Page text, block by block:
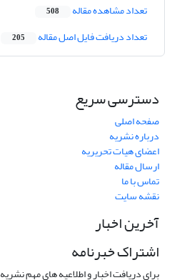
تعداد مشاهده مقاله 508
تعداد دریافت فایل اصل مقاله 205
دسترسی سریع
صفحه اصلی
درباره نشریه
اعضای هیات تحریریه
ارسال مقاله
تماس با ما
نقشه سایت
آخرین اخبار
اشتراک خبرنامه
برای دریافت اخبار و اطلاعیه های مهم